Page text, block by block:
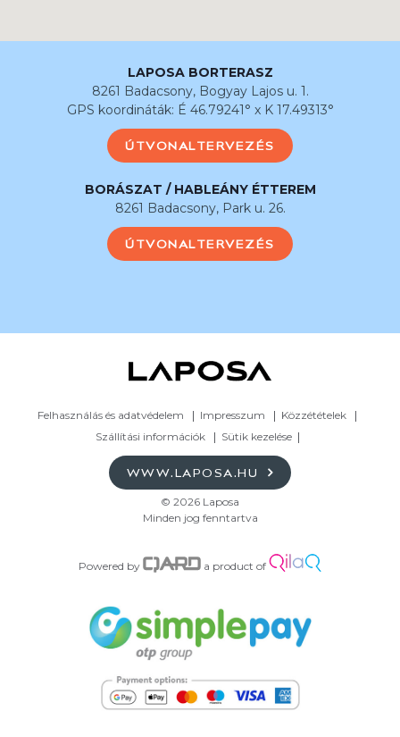
LAPOSA BORTERASZ
8261 Badacsony, Bogyay Lajos u. 1.
GPS koordináták: É 46.79241° x K 17.49313°
ÚTVONALTERVEZÉS
BORÁSZAT / HABLEÁNY ÉTTEREM
8261 Badacsony, Park u. 26.
ÚTVONALTERVEZÉS
Felhasználás és adatvédelem Impresszum
Közzétételek
Szállítási információk
Sütik kezelése
WWW.LAPOSA.HU
© 2026 Laposa
Minden jog fenntartva
Powered by a product of